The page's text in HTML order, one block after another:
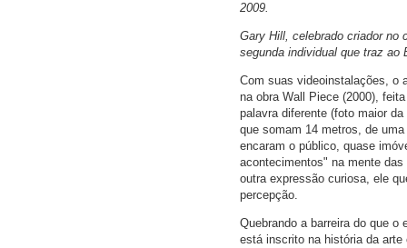
2009.
Gary Hill, celebrado criador no
segunda individual que traz ao
Com suas videoinstalações, o
na obra Wall Piece (2000),
palavra diferente (foto maior
que somam 14 metros, de
encaram o público, quase
acontecimentos" na mente
outra expressão curiosa, ele
percepção.
Quebrando a barreira do que
está inscrito na história da